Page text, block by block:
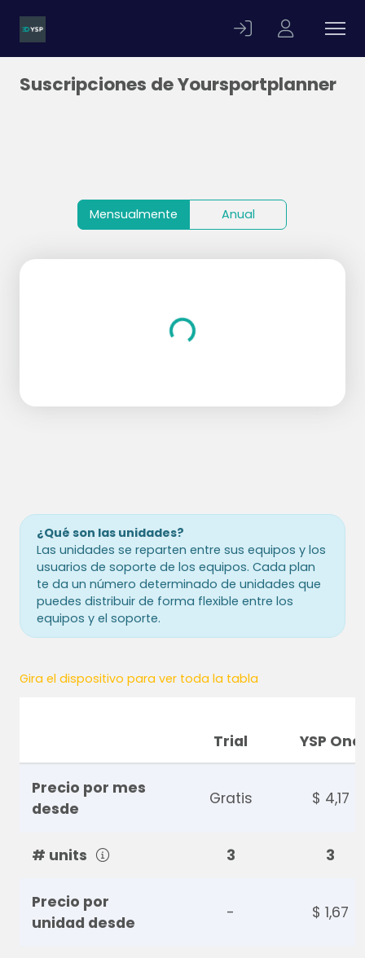
Suscripciones de Yoursportplanner
Mensualmente Anual
Loading...
¿Qué son las unidades?
Las unidades se reparten entre sus equipos y los
usuarios de soporte de los equipos. Cada plan
te da un número determinado de unidades que
puedes distribuir de forma flexible entre los
equipos y el soporte.
Gira el dispositivo para ver toda la tabla
Trial YSP One
Precio por mes
desde
Gratis $ 4,17
# units 3 3
Precio por
unidad desde
- $ 1,67